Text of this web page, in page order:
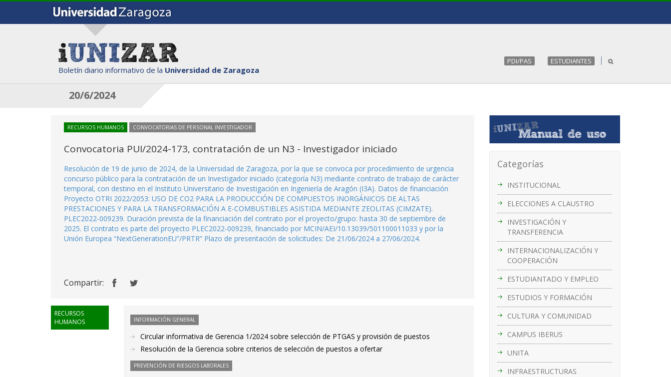
Boletín diario informativo de la Universidad de Zaragoza
PDI/PAS ESTUDIANTES
20/6/2024
Categorías
INSTITUCIONAL
ELECCIONES A CLAUSTRO
INVESTIGACIÓN Y
TRANSFERENCIA
INTERNACIONALIZACIÓN Y
COOPERACIÓN
ESTUDIANTADO Y EMPLEO
ESTUDIOS Y FORMACIÓN
CULTURA Y COMUNIDAD
CAMPUS IBERUS
UNITA
INFRAESTRUCTURAS
RECURSOS HUMANOS CONVOCATORIAS DE PERSONAL INVESTIGADOR
Convocatoria PUI/2024-173, contratación de un N3 - Investigador iniciado
Resolución de 19 de junio de 2024, de la Universidad de Zaragoza, por la que se convoca por procedimiento de urgencia
concurso público para la contratación de un Investigador iniciado (categoría N3) mediante contrato de trabajo de carácter
temporal, con destino en el Instituto Universitario de Investigación en Ingeniería de Aragón (I3A). Datos de financiación
Proyecto OTRI 2022/2053: USO DE CO2 PARA LA PRODUCCIÓN DE COMPUESTOS INORGÁNICOS DE ALTAS
PRESTACIONES Y PARA LA TRANSFORMACIÓN A E-COMBUSTIBLES ASISTIDA MEDIANTE ZEOLITAS (CIMZATE).
PLEC2022-009239. Duración prevista de la financiación del contrato por el proyecto/grupo: hasta 30 de septiembre de
2025. El contrato es parte del proyecto PLEC2022-009239, financiado por MCIN/AEI/10.13039/501100011033 y por la
Unión Europea “NextGenerationEU”/PRTR” Plazo de presentación de solicitudes: De 21/06/2024 a 27/06/2024.
Compartir:
RECURSOS
HUMANOS
INFORMACIÓN GENERAL
Circular informativa de Gerencia 1/2024 sobre selección de PTGAS y provisión de puestos
Resolución de la Gerencia sobre criterios de selección de puestos a ofertar
PREVENCIÓN DE RIESGOS LABORALES